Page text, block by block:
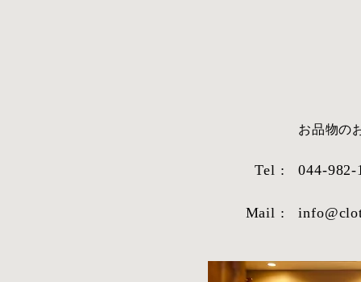
シャツ生地
お品物の
Tel : 044-982-
Mail :